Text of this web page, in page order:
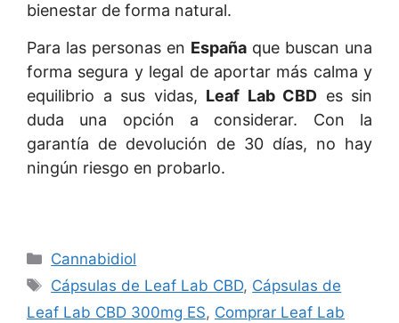
bienestar de forma natural.
Para las personas en España que buscan una
forma segura y legal de aportar más calma y
equilibrio a sus vidas, Leaf Lab CBD es sin
duda una opción a considerar. Con la
garantía de devolución de 30 días, no hay
ningún riesgo en probarlo.
Categories
Cannabidiol
Tags
Cápsulas de Leaf Lab CBD, Cápsulas de
Leaf Lab CBD 300mg ES, Comprar Leaf Lab